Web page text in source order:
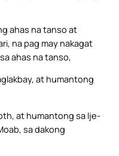
ahas na tanso at
na pag may nakagat
ahas na tanso,
at humantong
at humantong sa Ije-
sa dakong